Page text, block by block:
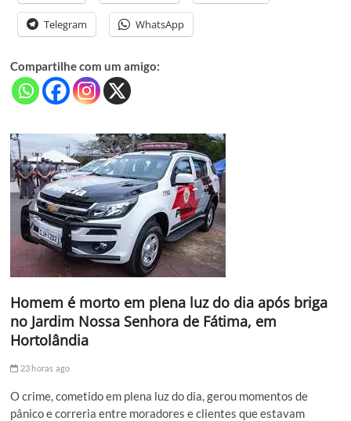
Telegram WhatsApp
Compartilhe com um amigo:
Homem é morto em plena luz do dia após briga
no Jardim Nossa Senhora de Fátima, em
Hortolândia
23 horas ago
O crime, cometido em plena luz do dia, gerou momentos de
pânico e correria entre moradores e clientes que estavam